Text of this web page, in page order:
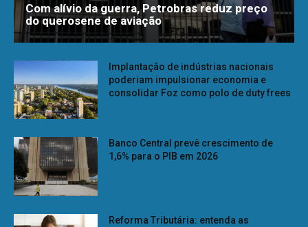
Com alívio da guerra, Petrobras reduz preço
do querosene de aviação
Implantação de indústrias nacionais
poderiam impulsionar economia e
consolidar Foz como polo de duty frees
Banco Central prevê crescimento de
1,6% para o PIB em 2026
Reforma Tributária: entenda as